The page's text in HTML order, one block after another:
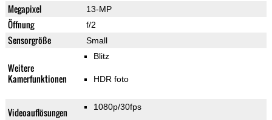
Megapixel 13-MP
Öffnung f/2
Sensorgröße Small
Weitere
Kamerfunktionen
Blitz
HDR foto
Videoauflösungen 1080p/30fps